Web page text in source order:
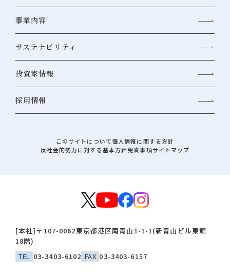
[本社] 〒107-0062東京都港区南青山1-1-1(新青山ビル東館
18階)
TEL
03-3403-6102 FAX 03-3403-6157
事業内容
サステナビリティ
投資家情報
採用情報
このサイトについて個人情報に関する方針
反社会的勢力に対する基本方針免責事項サイトマップ